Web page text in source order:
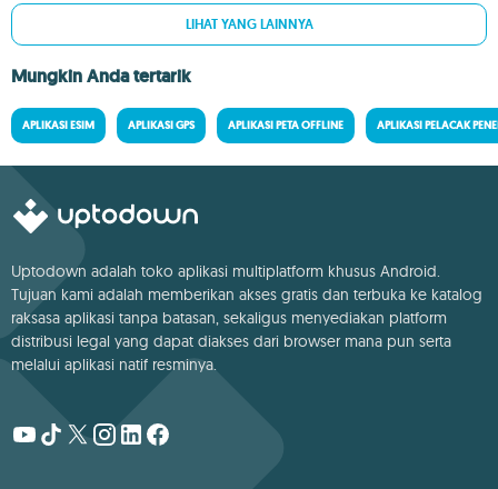
LIHAT YANG LAINNYA
Mungkin Anda tertarik
APLIKASI ESIM APLIKASI GPS APLIKASI PETA OFFLINE APLIKASI PELACAK
Uptodown adalah toko aplikasi multiplatform khusus Android.
Tujuan kami adalah memberikan akses gratis dan terbuka ke katalog
raksasa aplikasi tanpa batasan, sekaligus menyediakan platform
distribusi legal yang dapat diakses dari browser mana pun serta
melalui aplikasi natif resminya.